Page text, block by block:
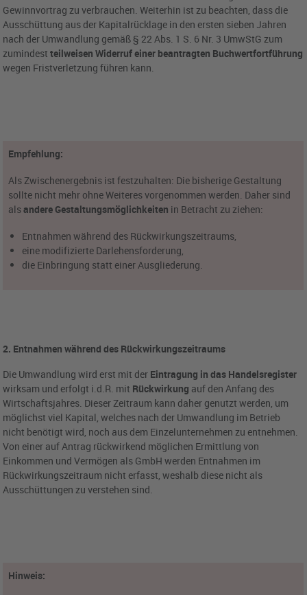
Gewinnvortrag zu verbrauchen. Weiterhin ist zu beachten, dass die
Ausschüttung aus der Kapitalrücklage in den ersten sieben Jahren
nach der Umwandlung gemäß § 22 Abs. 1 S. 6 Nr. 3 UmwStG zum
zumindestteilweisen Widerruf einer beantragten Buchwertfortführung
wegen Fristverletzung führen kann.
Empfehlung:
Als Zwischenergebnis ist festzuhalten: Die bisherige Gestaltung
sollte nicht mehr ohne Weiteres vorgenommen werden. Daher sind
alsandere Gestaltungsmöglichkeiten in Betracht zu ziehen:
Entnahmen während des Rückwirkungszeitraums,
eine modifizierte Darlehensforderung,
die Einbringung statt einer Ausgliederung.
2. Entnahmen während des Rückwirkungszeitraums
Die Umwandlung wird erst mit der Eintragung in das Handelsregister
wirksam und erfolgt i.d.R. mit Rückwirkung auf den Anfang des
Wirtschaftsjahres. Dieser Zeitraum kann daher genutzt werden, um
möglichst viel Kapital, welches nach der Umwandlung im Betrieb
nicht benötigt wird, noch aus dem Einzelunternehmen zu entnehmen.
Von einer auf Antrag rückwirkend möglichen Ermittlung von
Einkommen und Vermögen als GmbH werden Entnahmen im
Rückwirkungszeitraum nicht erfasst, weshalb diese nicht als
Ausschüttungen zu verstehen sind.
Hinweis: